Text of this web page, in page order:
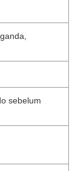
sebelum